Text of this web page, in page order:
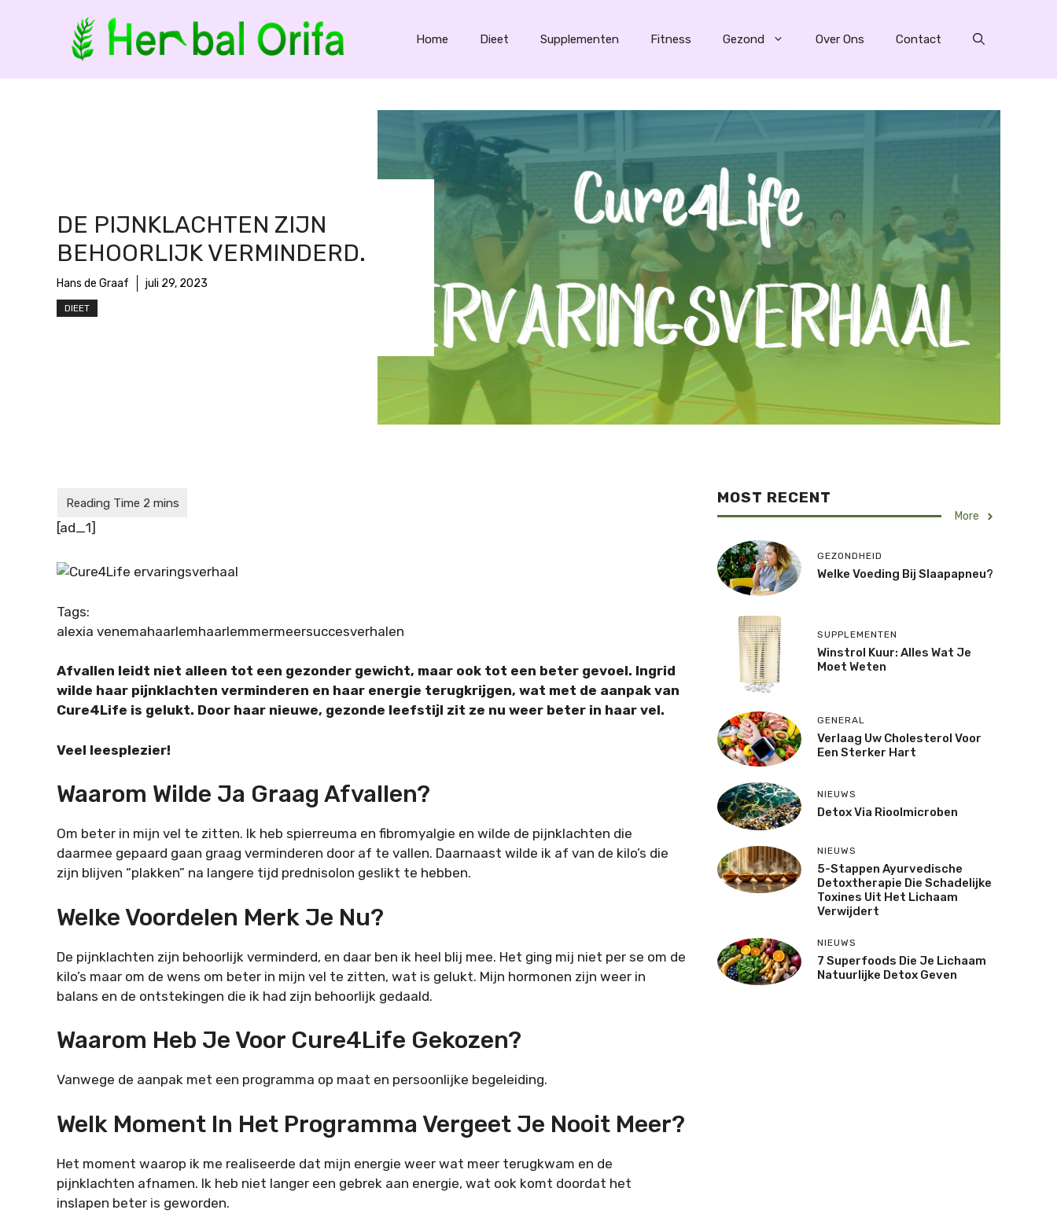
Home Dieet Supplementen Fitness Gezond Over Ons Contact
DE PIJNKLACHTEN ZIJN
BEHOORLIJK VERMINDERD.
Hans de Graaf juli 29, 2023
DIEET
[ad_1]
Tags:
alexia venemahaarlemhaarlemmermeersuccesverhalen
Afvallen leidt niet alleen tot een gezonder gewicht, maar ook tot een beter gevoel. Ingrid
wilde haar pijnklachten verminderen en haar energie terugkrijgen, wat met de aanpak van
Cure4Life is gelukt. Door haar nieuwe, gezonde leefstijl zit ze nu weer beter in haar vel.
Veel leesplezier!
Waarom Wilde Ja Graag Afvallen?
Om beter in mijn vel te zitten. Ik heb spierreuma en fibromyalgie en wilde de pijnklachten die
daarmee gepaard gaan graag verminderen door af te vallen. Daarnaast wilde ik af van de kilo’s die
zijn blijven “plakken” na langere tijd prednisolon geslikt te hebben.
Welke Voordelen Merk Je Nu?
De pijnklachten zijn behoorlijk verminderd, en daar ben ik heel blij mee. Het ging mij niet per se om de
kilo’s maar om de wens om beter in mijn vel te zitten, wat is gelukt. Mijn hormonen zijn weer in
balans en de ontstekingen die ik had zijn behoorlijk gedaald.
Waarom Heb Je Voor Cure4Life Gekozen?
Vanwege de aanpak met een programma op maat en persoonlijke begeleiding.
Welk Moment In Het Programma Vergeet Je Nooit Meer?
Het moment waarop ik me realiseerde dat mijn energie weer wat meer terugkwam en de
pijnklachten afnamen. Ik heb niet langer een gebrek aan energie, wat ook komt doordat het
inslapen beter is geworden.
MOST RECENT
More
GEZONDHEID
Welke Voeding Bij Slaapapneu?
SUPPLEMENTEN
Winstrol Kuur: Alles Wat Je
Moet Weten
GENERAL
Verlaag Uw Cholesterol Voor
Een Sterker Hart
NIEUWS
Detox Via Rioolmicroben
NIEUWS
5-Stappen Ayurvedische
Detoxtherapie Die Schadelijke
Toxines Uit Het Lichaam
Verwijdert
NIEUWS
7 Superfoods Die Je Lichaam
Natuurlijke Detox Geven